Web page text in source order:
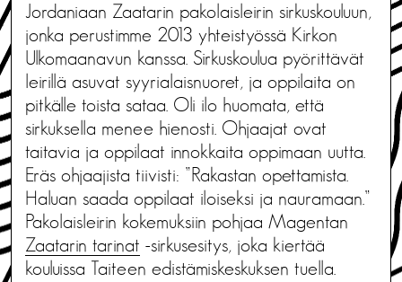
Jordaniaan Zaatarin pakolaisleirin sirkuskouluun,
jonka perustimme 2013 yhteistyössä Kirkon
Ulkomaanavun kanssa. Sirkuskoulua pyörittävät
leirillä asuvat syyrialaisnuoret, ja oppilaita on
pitkälle toista sataa. Oli ilo huomata, että
sirkuksella menee hienosti. Ohjaajat ovat
taitavia ja oppilaat innokkaita oppimaan uutta.
Eräs ohjaajista tiivisti: ”Rakastan opettamista.
Haluan saada oppilaat iloiseksi ja nauramaan.”
Pakolaisleirin kokemuksiin pohjaa Magentan
Zaatarin tarinat -sirkusesitys, joka kiertää
kouluissa Taiteen edistämiskeskuksen tuella.